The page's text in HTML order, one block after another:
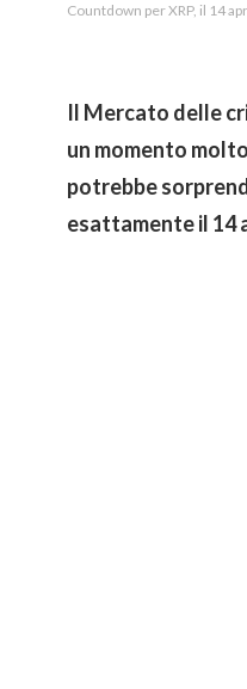
Countdown per XRP, il 14
Il Mercato delle
un momento
potrebbe
esattamente il 14